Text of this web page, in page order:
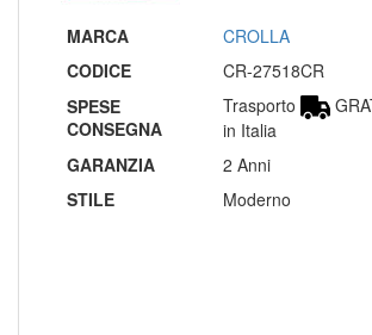
MARCA
CROLLA
CODICE
CR-27518CR
SPESE
CONSEGNA
Trasporto
in Italia
GARANZIA
2 Anni
STILE
Moderno